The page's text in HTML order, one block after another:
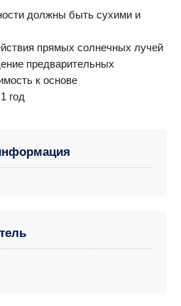
должны быть сухими и
прямых солнечных лучей
предварительных
к основе
год